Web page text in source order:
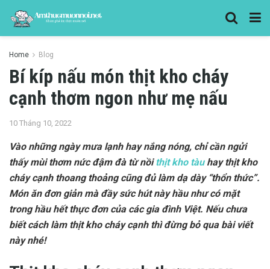
Home Blog
Bí kíp nấu món thịt kho cháy
cạnh thơm ngon như mẹ nấu
10 Tháng 10, 2022
Vào những ngày mưa lạnh hay nắng nóng, chỉ cần ngửi
thấy mùi thơm nức đậm đà từ nồithịt kho tàuhay thịt kho
cháy cạnhthoang thoảng cũng đủ làm dạ dày “thổn thức”.
Món ăn đơn giản mà đầy sức hút này hầu như có mặt
trong hầu hết thực đơn của các gia đình Việt. Nếu chưa
biếtcách làm thịt kho cháy cạnhthì đừng bỏ qua bài viết
này nhé!